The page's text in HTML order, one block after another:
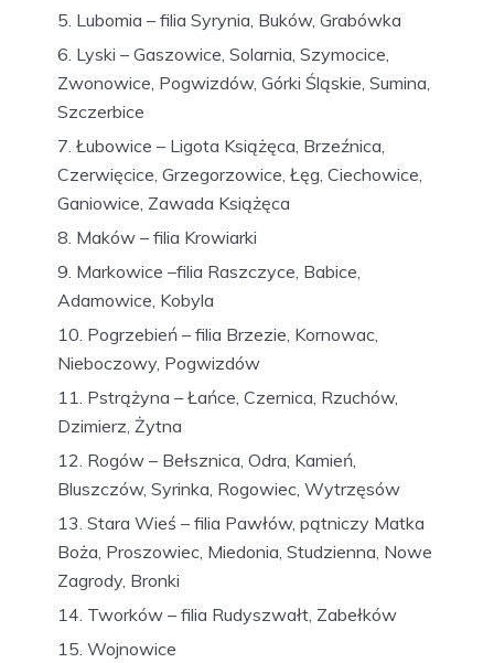
Lubomia – filia Syrynia, Buków, Grabówka
Lyski – Gaszowice, Solarnia, Szymocice,
Zwonowice, Pogwizdów, Górki Śląskie, Sumina,
Szczerbice
Łubowice – Ligota Książęca, Brzeźnica,
Czerwięcice, Grzegorzowice, Łęg, Ciechowice,
Ganiowice, Zawada Książęca
Maków – filia Krowiarki
Markowice –filia Raszczyce, Babice,
Adamowice, Kobyla
Pogrzebień – filia Brzezie, Kornowac,
Nieboczowy, Pogwizdów
Pstrążyna – Łańce, Czernica, Rzuchów,
Dzimierz, Żytna
Rogów – Bełsznica, Odra, Kamień,
Bluszczów, Syrinka, Rogowiec, Wytrzęsów
Stara Wieś – filia Pawłów, pątniczy Matka
Boża, Proszowiec, Miedonia, Studzienna, Nowe
Zagrody, Bronki
Tworków – filia Rudyszwałt, Zabełków
Wojnowice